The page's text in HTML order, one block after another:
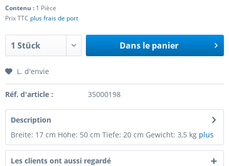
Contenu : 1 Pièce
Prix TTC plus frais de port
Dans le panier
L. d'envie
Réf. d'article : 35000198
Description
Breite: 17 cm Höhe: 50 cm Tiefe: 20 cm Gewicht: 3,5 kg plus
Les clients ont aussi regardé